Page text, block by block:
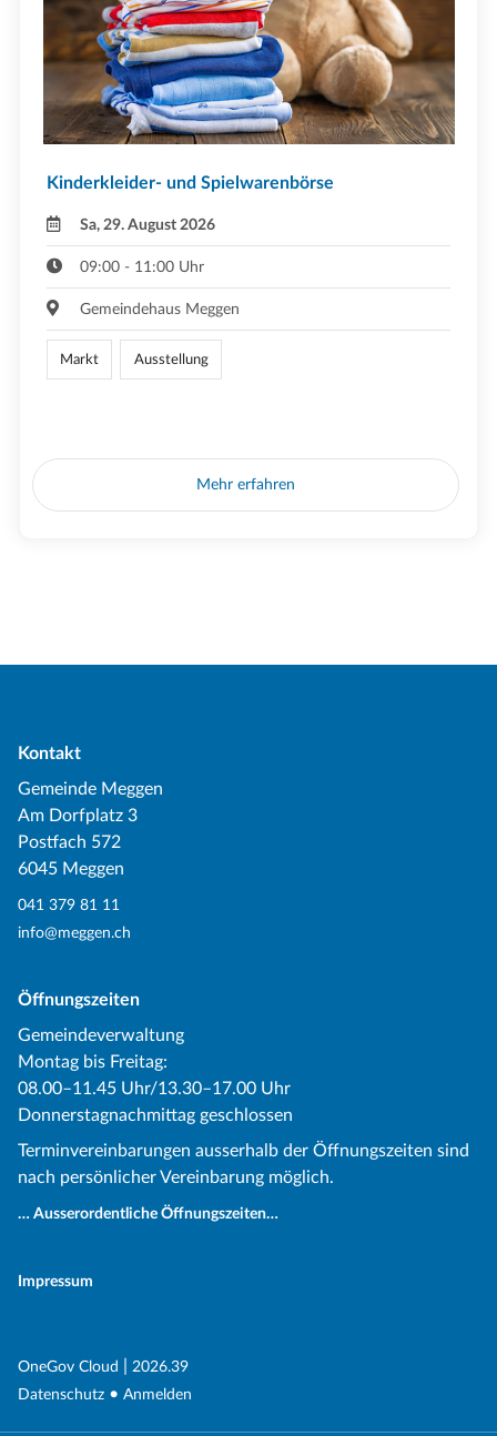
Kinderkleider- und Spielwarenbörse
Sa, 29. August 2026
09:00 - 11:00 Uhr
Gemeindehaus Meggen
Markt Ausstellung
Mehr erfahren
Kontakt
Gemeinde Meggen
Am Dorfplatz 3
Postfach 572
6045 Meggen
041 379 81 11
info@meggen.ch
Öffnungszeiten
Gemeindeverwaltung
Montag bis Freitag:
08.00–11.45 Uhr/13.30–17.00 Uhr
Donnerstagnachmittag geschlossen
Terminvereinbarungen ausserhalb der Öffnungszeiten sind
nach persönlicher Vereinbarung möglich.
… Ausserordentliche Öffnungszeiten…
Impressum
OneGov Cloud (External Link)
2026.39
Datenschutz (External Link)
Anmelden